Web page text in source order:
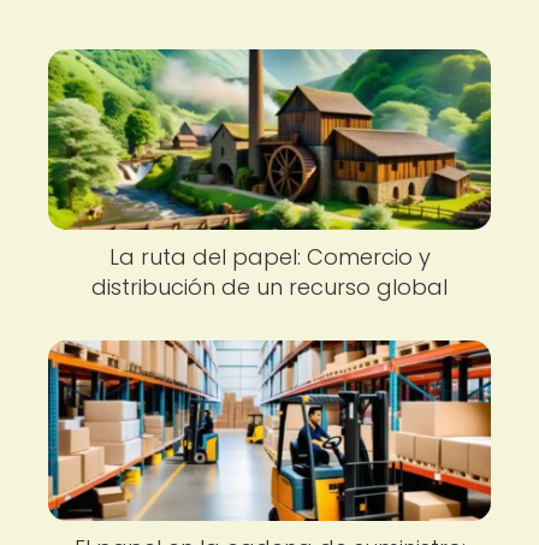
La ruta del papel: Comercio y
distribución de un recurso global